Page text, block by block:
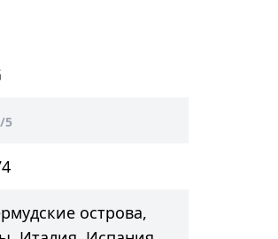
/5
острова,